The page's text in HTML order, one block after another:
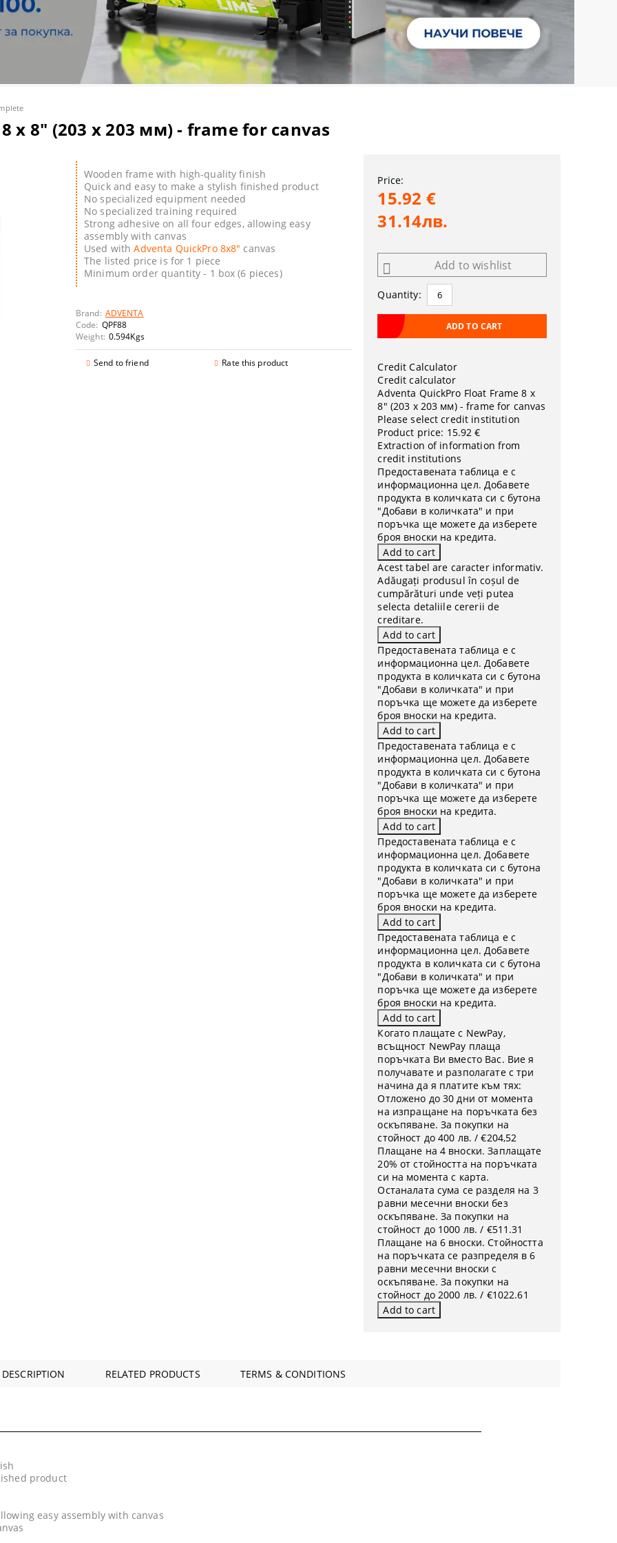
S - Solvent Large Format Printers
printers
T - large format printers/scanners POS/CAD/GIS
decorating system
GEL PRINTERS
PRINTERS
white and neon toner
transfer media
printing supplies
SEPARATION
Ink-Jet Pprintable CD/DVD/BD discs
t-shirts
Adhesive Cardboards
and consumables
and calendars
x 8" (203 х 203 мм) - frame for canvas
Wooden frame with high-quality finish
Quick and easy to make a stylish finished product
No specialized equipment needed
No specialized training required
Strong adhesive on all four edges, allowing easy
assembly with canvas
Used withAdventa QuickPro 8х8" canvas
The listed price is for 1 piece
Minimum order quantity - 1 box (6 pieces)
Brand: ADVENTA
Code: QPF88
Weight: 0.594Kgs
Send to friend Rate this product
Price:
15.92 €
31.14лв.
Add to wishlist
Quantity:
Credit Calculator
Credit calculator
Adventa QuickPro Float Frame 8 x
8" (203 х 203 мм) - frame for canvas
Please select credit institution
Product price: 15.92 €
Extraction of information from
credit institutions
Предоставената таблица е с
информационна цел. Добавете
продукта в количката си с бутона
"Добави в количката" и при
поръчка ще можете да изберете
броя вноски на кредита.
Acest tabel are caracter informativ.
Adăugați produsul în coșul de
cumpărături unde veți putea
selecta detaliile cererii de
creditare.
Предоставената таблица е с
информационна цел. Добавете
продукта в количката си с бутона
"Добави в количката" и при
поръчка ще можете да изберете
броя вноски на кредита.
Предоставената таблица е с
информационна цел. Добавете
продукта в количката си с бутона
"Добави в количката" и при
поръчка ще можете да изберете
броя вноски на кредита.
Предоставената таблица е с
информационна цел. Добавете
продукта в количката си с бутона
"Добави в количката" и при
поръчка ще можете да изберете
броя вноски на кредита.
Предоставената таблица е с
информационна цел. Добавете
продукта в количката си с бутона
"Добави в количката" и при
поръчка ще можете да изберете
броя вноски на кредита.
Когато плащате с NewPay,
всъщност NewPay плаща
поръчката Ви вместо Вас. Вие я
получавате и разполагате с три
начина да я платите към тях:
Отложено до 30 дни от момента
на изпращане на поръчката без
оскъпяване. За покупки на
стойност до 400 лв. / €204,52
Плащане на 4 вноски. Заплащате
20% от стойността на поръчката
си на момента с карта.
Останалата сума се разделя на 3
равни месечни вноски без
оскъпяване. За покупки на
стойност до 1000 лв. / €511.31
Плащане на 6 вноски. Стойността
на поръчката се разпределя в 6
равни месечни вноски с
оскъпяване. За покупки на
стойност до 2000 лв. / €1022.61
RELATED PRODUCTS TERMS & CONDITIONS
product
easy assembly with canvas